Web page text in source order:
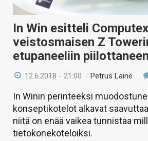
In Win esitteli
veistosmaisen Z
etupaneeliin
12.6.2018 - 21:00 /Petrus Laine
In Winin perinteeksi
konseptikotelot alkavat
niitä on enää vaikea tunnistaa
tietokonekoteloiksi.